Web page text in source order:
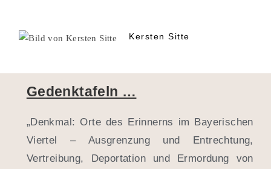
Kersten Sitte
Gedenktafeln …
„Denkmal: Orte des Erinnerns im Bayerischen
Viertel – Ausgrenzung und Entrechtung,
Vertreibung, Deportation und Ermordung von